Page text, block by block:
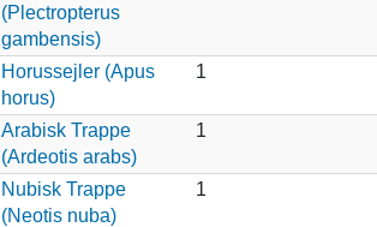
(Plectropterus
gambensis)
Horussejler (Apus
horus)
1
Arabisk Trappe
(Ardeotis arabs)
1
Nubisk Trappe
(Neotis nuba)
1